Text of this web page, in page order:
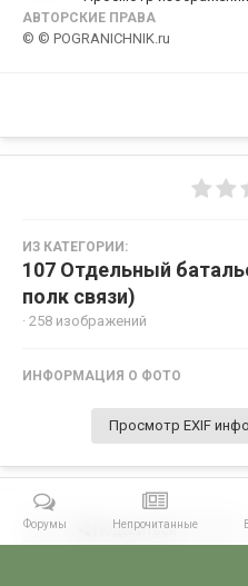
АВТОРСКИЕ ПРАВА
© © POGRANICHNIK.ru
ИЗ КАТЕГОРИИ:
107 Отдельный
полк связи)
· 258 изображений
ИНФОРМАЦИЯ О ФОТО
Просмотр EXIF
Поделиться
Форумы Непрочитанные